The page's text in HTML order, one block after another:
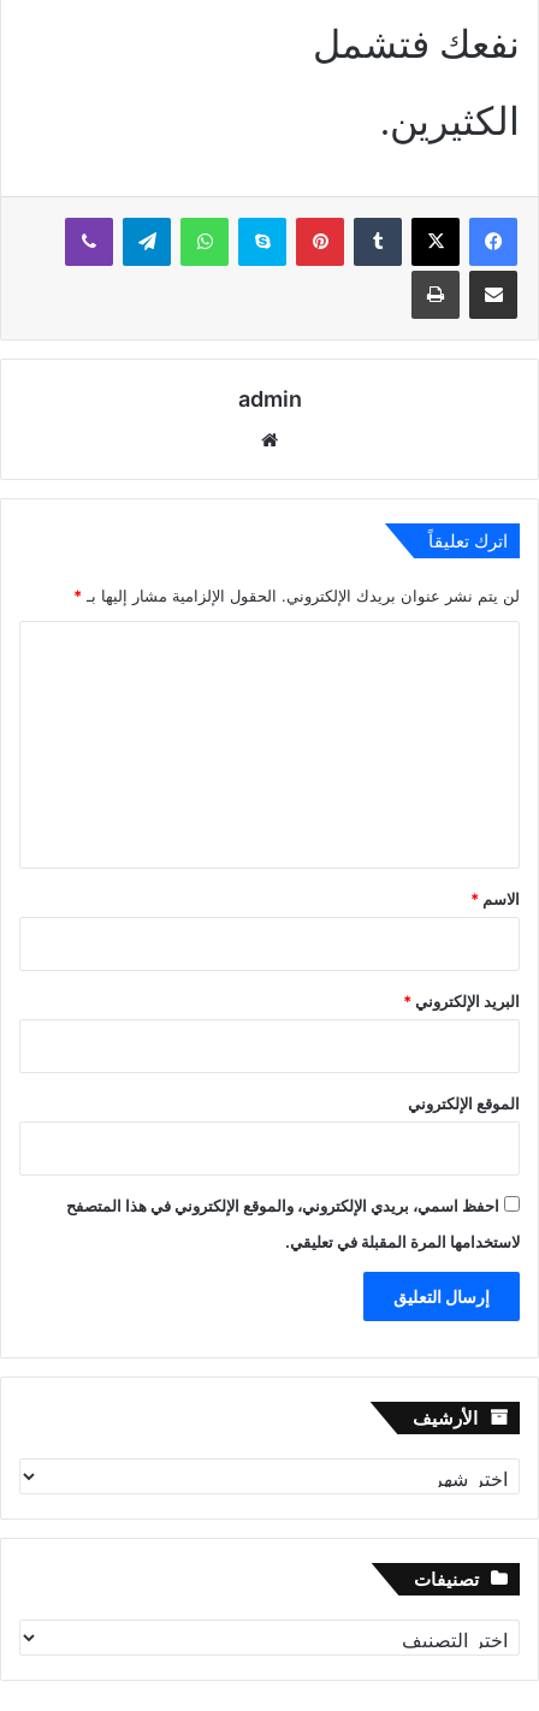
نفعك فتشمل
الكثيرين.
بينتيريستسكايب واتساب تيلقرام ڤايبر
مشاركة عبر البريد طباعة
admin
اترك تعليقاً
لن يتم نشر عنوان بريدك الإلكتروني. الحقول الإلزامية مشار إليها بـ *
*
الاسم *
البريد الإلكتروني*
الموقع الإلكتروني
احفظ اسمي، بريدي الإلكتروني، والموقع الإلكتروني في هذا المتصفح
لاستخدامها المرة المقبلة في تعليقي.
الأرشيف الأرشيف
تصنيفات
تصنيفات